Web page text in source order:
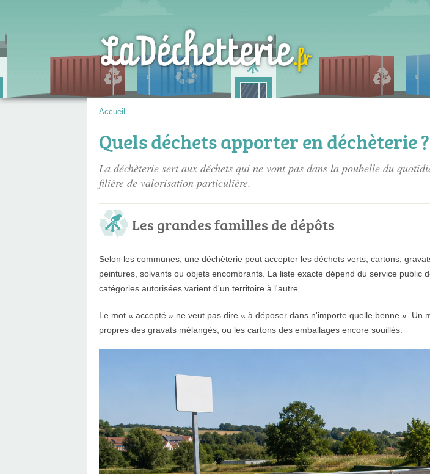
Accueil
Quels déchets apporter en déchèterie ?
La déchèterie sert aux déchets qui ne vont pas dans la poubelle du
filière de valorisation particulière.
Les grandes familles de dépôts
Selon les communes, une déchèterie peut accepter les déchets verts, cartons,
peintures, solvants ou objets encombrants. La liste exacte dépend du service
catégories autorisées varient d'un territoire à l'autre.
Le mot « accepté » ne veut pas dire « à déposer dans n'importe quelle benne ».
propres des gravats mélangés, ou les cartons des emballages encore souillés.